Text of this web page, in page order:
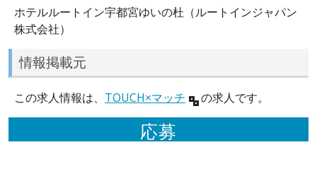
ホテルルートイン宇都宮ゆいの杜（ルートインジャパン
株式会社）
情報掲載元
この求人情報は、 TOUCH×マッチ の求人です。
応募